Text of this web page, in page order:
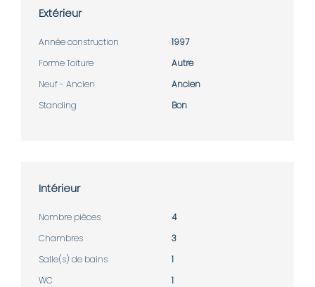
Extérieur
Année construction
1997
Forme Toiture
Autre
Neuf - Ancien
Ancien
Standing
Bon
Intérieur
Nombre pièces
4
Chambres
3
Salle(s) de bains
1
WC
1